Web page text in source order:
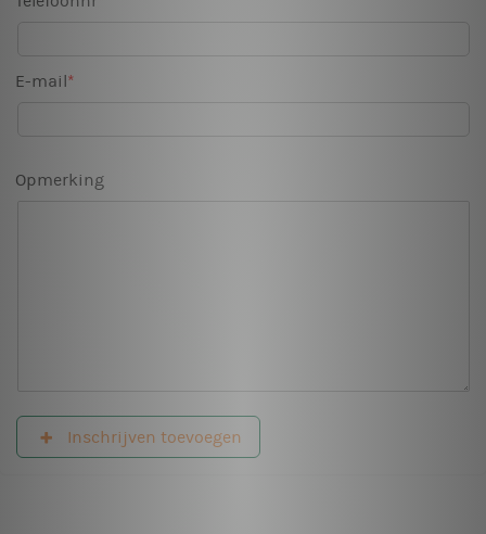
E-mail
Opmerking
Inschrijven toevoegen